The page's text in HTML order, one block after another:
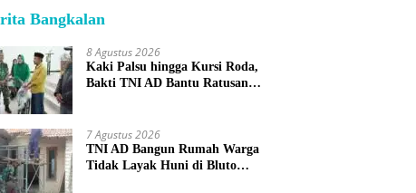
Bangkalan
8 Agustus 2026
Kaki Palsu hingga Kursi Roda,
Bakti TNI AD Bantu Ratusan
7 Agustus 2026
TNI AD Bangun Rumah Warga
Tidak Layak Huni di Bluto